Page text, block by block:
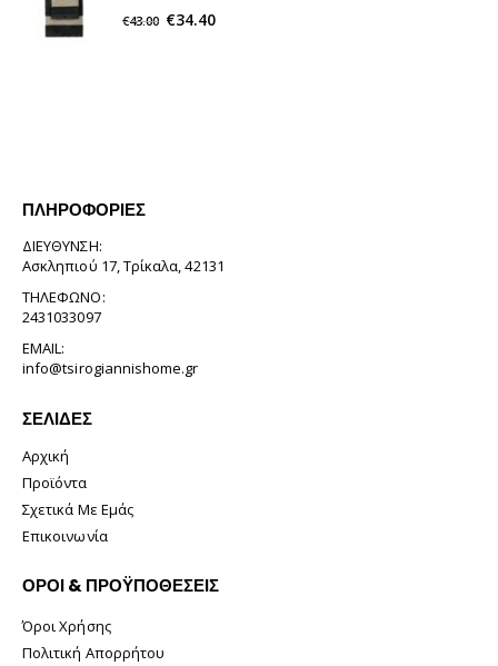
€43.00 €34.40
ΠΛΗΡΟΦΟΡΊΕΣ
ΔΙΕΎΘΥΝΣΗ:
Ασκληπιού 17, Τρίκαλα, 42131
ΤΗΛΈΦΩΝΟ:
2431033097
EMAIL:
info@tsirogiannishome.gr
ΣΕΛΊΔΕΣ
Αρχική
Προϊόντα
Σχετικά Με Εμάς
Επικοινωνία
ΟΡΟΙ & ΠΡΟΫΠΟΘΕΣΕΙΣ
Όροι Χρήσης
Πολιτική Απορρήτου